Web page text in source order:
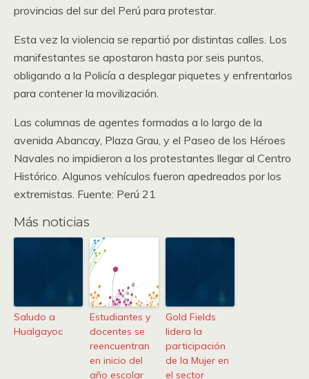
provincias del sur del Perú para protestar.
Esta vez la violencia se repartió por distintas calles. Los
manifestantes se apostaron hasta por seis puntos,
obligando a la Policía a desplegar piquetes y enfrentarlos
para contener la movilización.
Las columnas de agentes formadas a lo largo de la
avenida Abancay, Plaza Grau, y el Paseo de los Héroes
Navales no impidieron a los protestantes llegar al Centro
Histórico. Algunos vehículos fueron apedreados por los
extremistas. Fuente: Perú 21
Más noticias
Saludo a
Hualgayoc
Estudiantes y
docentes se
reencuentran
en inicio del
año escolar
Gold Fields
lidera la
participación
de la Mujer en
el sector